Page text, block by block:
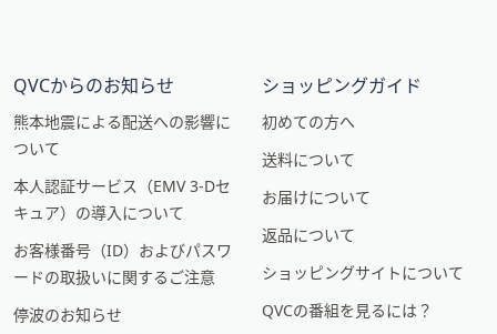
QVCからのお知らせ
熊本地震による配送への影響に
ついて
本人認証サービス（EMV 3-Dセ
キュア）の導入について
お客様番号（ID）およびパスワ
ードの取扱いに関するご注意
停波のお知らせ
ショッピングガイド
初めての方へ
送料について
お届けについて
返品について
ショッピングサイトについて
QVCの番組を見るには？